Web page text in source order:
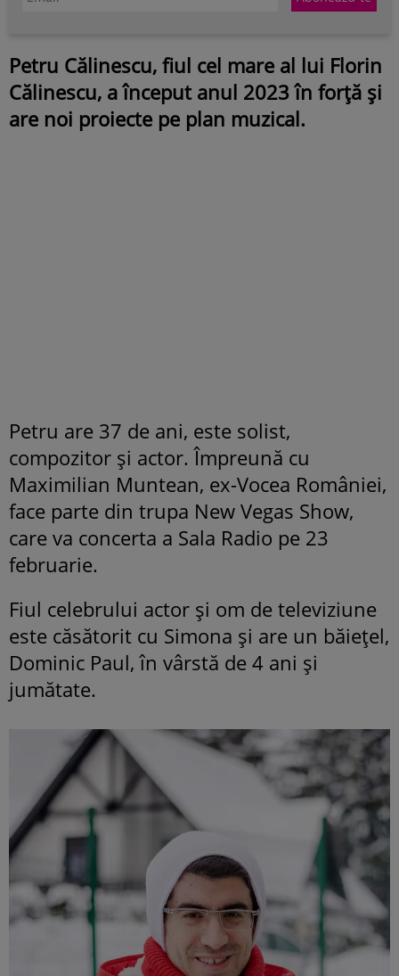
Petru Călinescu, fiul cel mare al lui Florin
Călinescu, a început anul 2023 în forță și
are noi proiecte pe plan muzical.
Petru are 37 de ani, este solist,
compozitor și actor. Împreună cu
Maximilian Muntean, ex-Vocea României,
face parte din trupa New Vegas Show,
care va concerta a Sala Radio pe 23
februarie.
Fiul celebrului actor și om de televiziune
este căsătorit cu Simona și are un băiețel,
Dominic Paul, în vârstă de 4 ani și
jumătate.